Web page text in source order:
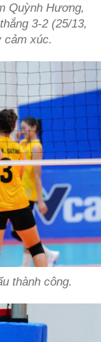
Quỳnh Hương,
3-2 (25/13,
cảm xúc.
thành công.